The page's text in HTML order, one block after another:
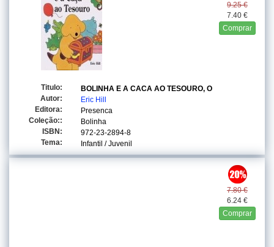
9.25 €
7.40 €
Comprar
Titulo:
BOLINHA E A CACA AO TESOURO, O
Autor:
Eric Hill
Editora:
Presenca
Coleção::
Bolinha
ISBN:
972-23-2894-8
Tema:
Infantil / Juvenil
7.80 €
6.24 €
Comprar